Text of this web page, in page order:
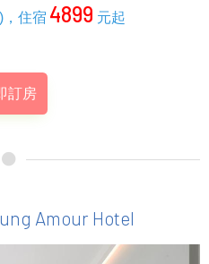
住宿 4899 元起
訂房
Amour Hotel